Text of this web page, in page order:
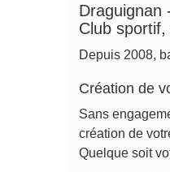
Draguignan
Club
Depuis 2008,
Création de
Sans
création de
Quelque soit